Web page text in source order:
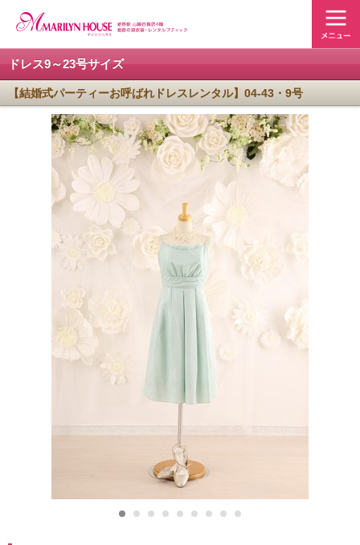
ドレス9～23号サイズ
【結婚式パーティーお呼ばれドレスレンタル】04-43・9号